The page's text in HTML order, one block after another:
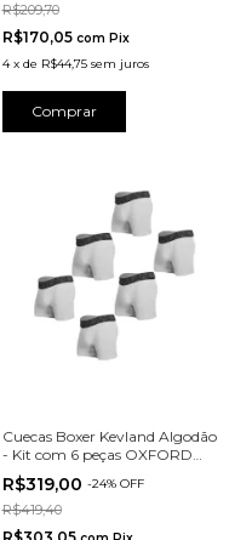
R$209,70
R$170,05 com Pix
4 x de R$44,75 sem juros
Comprar
Cuecas Boxer Kevland Algodão
- Kit com 6 peças OXFORD
MESCLA
R$319,00 -24% OFF
R$419,40